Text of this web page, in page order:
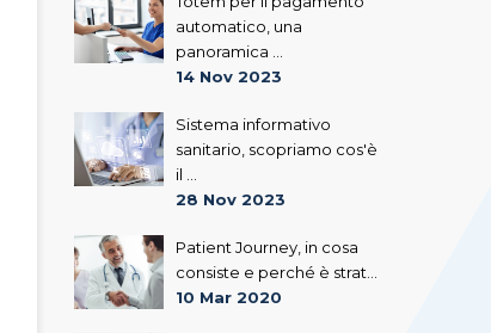
automatico, una
panoramica ...
14 Nov 2023
Sistema informativo
sanitario, scopriamo cos'è
il ...
28 Nov 2023
Patient Journey, in cosa
consiste e perché è strat...
10 Mar 2020